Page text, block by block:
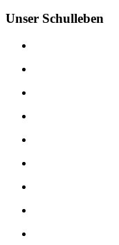
Unser Schulleben